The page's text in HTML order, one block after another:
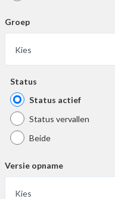
Groep
Kies
Status
Status actief
Status vervallen
Beide
Versie opname
Kies